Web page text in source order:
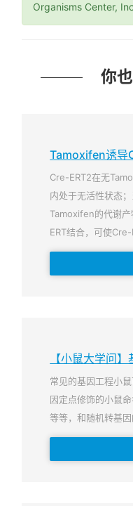
Organisms Center,
你
Tamoxifen诱导
Cre-ERT2在无
内处于无活性状态
Tamoxifen的代谢
ERT结合，可使
【小鼠大学问
常见的基因工程小
因定点修饰的小鼠
等等，和随机转基因